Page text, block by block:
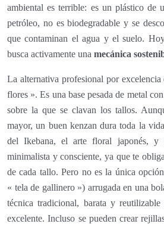
ambiental es terrible: es un plástico de
petróleo, no es biodegradable y se
que contaminan el agua y el suelo.
busca activamente una mecánica
La alternativa profesional por
flores ». Es una base pesada de metal
sobre la que se clavan los tallos.
mayor, un buen kenzan dura toda la
del Ikebana, el arte floral japonés, y
minimalista y consciente, ya que te
de cada tallo. Pero no es la única
« tela de gallinero ») arrugada en una
técnica tradicional, barata y
excelente. Incluso se pueden crear